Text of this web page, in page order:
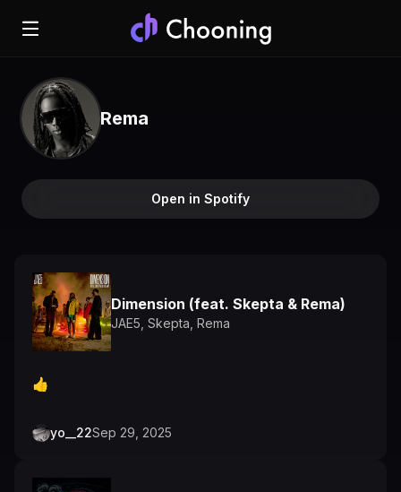
Rema
Open in Spotify
Dimension (feat. Skepta & Rema)
JAE5 Skepta Rema
👍️
yo__22Sep 29, 2025